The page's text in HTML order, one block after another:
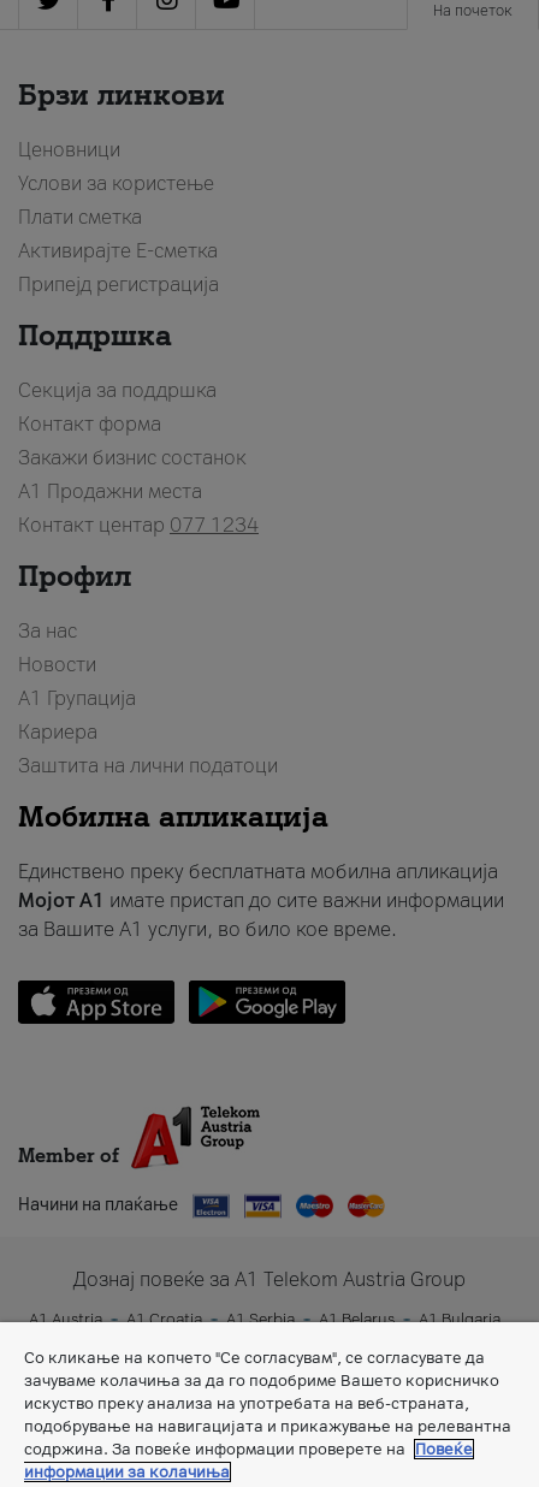
На почеток
Брзи линкови
Ценовници
Услови за користење
Плати сметка
Активирајте Е-сметка
Припејд регистрација
Поддршка
Секција за поддршка
Контакт форма
Закажи бизнис состанок
A1 Продажни места
Контакт центар 077 1234
Профил
За нас
Новости
А1 Групација
Кариера
Заштита на лични податоци
Мобилна апликација
Единствено преку бесплатната мобилна апликација
Мојот A1 имате пристап до сите важни информации
за Вашите A1 услуги, во било кое време.
Member of
Начини на плаќање
Дознај повеќе за A1 Telekom Austria Group
A1 Austria A1 Croatia A1 Serbia A1 Belarus
A1 Bulgaria
A1 Slovenia
A1 Digital
Со кликање на копчето "Се согласувам", се согласувате да
зачуваме колачиња за да го подобриме Вашето корисничко
искуство преку анализа на употребата на веб-страната,
подобрување на навигацијата и прикажување на релевантна
содржина. За повеќе информации проверете на
Повеќе
информации за колачиња